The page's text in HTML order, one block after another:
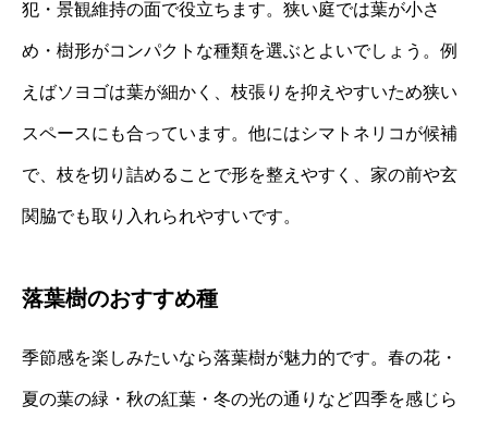
犯・景観維持の面で役立ちます。狭い庭では葉が小さ
め・樹形がコンパクトな種類を選ぶとよいでしょう。例
えばソヨゴは葉が細かく、枝張りを抑えやすいため狭い
スペースにも合っています。他にはシマトネリコが候補
で、枝を切り詰めることで形を整えやすく、家の前や玄
関脇でも取り入れられやすいです。
落葉樹のおすすめ種
季節感を楽しみたいなら落葉樹が魅力的です。春の花・
夏の葉の緑・秋の紅葉・冬の光の通りなど四季を感じら